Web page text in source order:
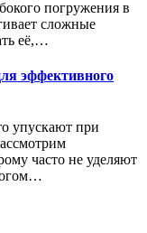
погружения в
сложные
её,…
эффективного
упускают при
часто не уделяют